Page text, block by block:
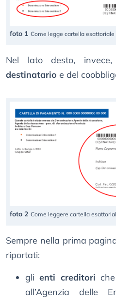
foto 1 Come legge cartella esattoriale
Nel lato desto,
destinatario e del
foto 2 Come leggere cartella
Sempre nella prima
riportati:
glienti creditori
all’Agenzia delle